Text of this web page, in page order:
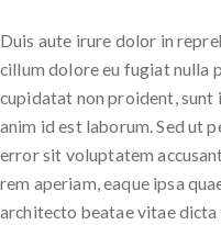
Duis aute irure dolor in
cillum dolore eu fugiat nulla
cupidatat non proident,
anim id est laborum. Sed ut
error sit voluptatem
rem aperiam, eaque ipsa
architecto beatae vitae dicta